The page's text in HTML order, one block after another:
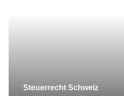
Steuerrecht Schweiz